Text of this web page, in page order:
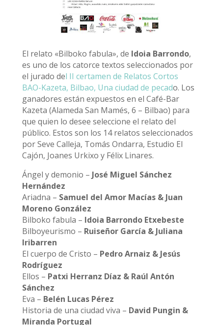
El relato «Bilboko fabula», de Idoia Barrondo,
es uno de los catorce textos seleccionados por
el jurado del II certamen de Relatos Cortos
BAO-Kazeta, Bilbao, Una ciudad de pecado. Los
ganadores están expuestos en el Café-Bar
Kazeta (Alameda San Mamés, 6 – Bilbao) para
que quien lo desee seleccione el relato del
público. Estos son los 14 relatos seleccionados
por Seve Calleja, Tomás Ondarra, Estudio El
Cajón, Joanes Urkixo y Félix Linares.
Ángel y demonio – José Miguel Sánchez
Hernández
Ariadna – Samuel del Amor Macías &Juan
Moreno González
Bilboko fabula – Idoia Barrondo Etxebeste
Bilboyeurismo – Ruiseñor García & Juliana
Iribarren
El cuerpo de Cristo – Pedro Arnaiz & Jesús
Rodríguez
Ellos – Patxi Herranz Díaz & Raúl Antón
Sánchez
Eva – Belén Lucas Pérez
Historia de una ciudad viva – David Pungin &
Miranda Portugal